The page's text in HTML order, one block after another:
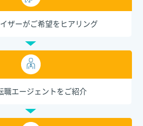
ザーがご希望をヒアリング
職エージェントをご紹介